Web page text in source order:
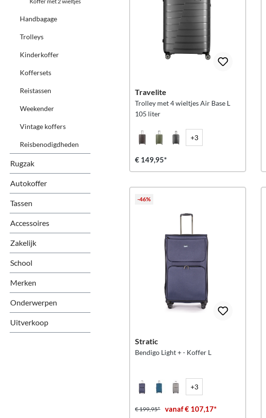
Handbagage
Trolleys
Kinderkoffer
Koffersets
Reistassen
Weekender
Vintage koffers
Reisbenodigdheden
Rugzak
Autokoffer
Tassen
Accessoires
Zakelijk
School
Merken
Onderwerpen
Uitverkoop
Travelite
Trolley met 4 wieltjes Air Base L
105 liter
+3
€ 149,95*
-46%
Stratic
Bendigo Light + - Koffer L
+3
€ 199,95* vanaf € 107,17*